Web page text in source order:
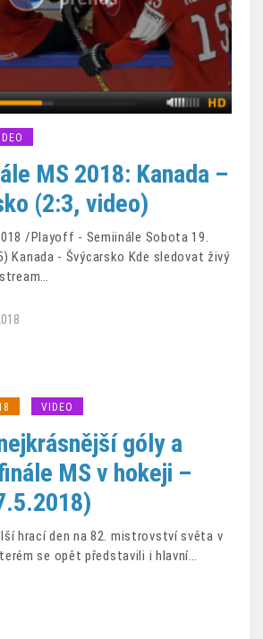
MS 2018: Kanada –
(2:3, video)
/Playoff - Semiinále Sobota 19.
Kanada - Švýcarsko Kde sledovat živý
VIDEO
góly a
MS v hokeji –
hrací den na 82. mistrovství světa v
se opět představili i hlavní…